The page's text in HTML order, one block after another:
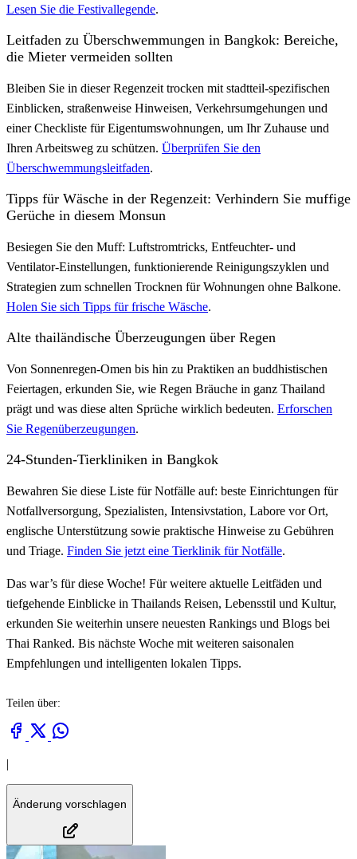
Lesen Sie die Festivallegende.
Leitfaden zu Überschwemmungen in Bangkok: Bereiche,
die Mieter vermeiden sollten
Bleiben Sie in dieser Regenzeit trocken mit stadtteil-spezifischen
Einblicken, straßenweise Hinweisen, Verkehrsumgehungen und
einer Checkliste für Eigentumswohnungen, um Ihr Zuhause und
Ihren Arbeitsweg zu schützen. Überprüfen Sie den
Überschwemmungsleitfaden.
Tipps für Wäsche in der Regenzeit: Verhindern Sie muffige
Gerüche in diesem Monsun
Besiegen Sie den Muff: Luftstromtricks, Entfeuchter- und
Ventilator-Einstellungen, funktionierende Reinigungszyklen und
Strategien zum schnellen Trocknen für Wohnungen ohne Balkone.
Holen Sie sich Tipps für frische Wäsche.
Alte thailändische Überzeugungen über Regen
Von Sonnenregen-Omen bis hin zu Praktiken an buddhistischen
Feiertagen, erkunden Sie, wie Regen Bräuche in ganz Thailand
prägt und was diese alten Sprüche wirklich bedeuten. Erforschen
Sie Regenüberzeugungen.
24-Stunden-Tierkliniken in Bangkok
Bewahren Sie diese Liste für Notfälle auf: beste Einrichtungen für
Notfallversorgung, Spezialisten, Intensivstation, Labore vor Ort,
englische Unterstützung sowie praktische Hinweise zu Gebühren
und Triage. Finden Sie jetzt eine Tierklinik für Notfälle.
Das war’s für diese Woche! Für weitere aktuelle Leitfäden und
tiefgehende Einblicke in Thailands Reisen, Lebensstil und Kultur,
erkunden Sie weiterhin unsere neuesten Rankings und Blogs bei
Thai Ranked. Bis nächste Woche mit weiteren saisonalen
Empfehlungen und intelligenten lokalen Tipps.
Teilen über:
|
Änderung vorschlagen